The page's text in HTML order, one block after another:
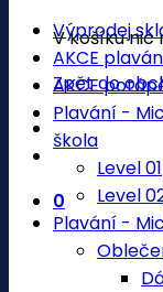
V košíku nic
Zpět do
0
Výprodej
AKCE
AKCE
Plavání -
škola
Level 01
Level
Plavání -